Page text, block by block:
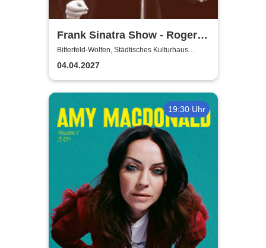
Frank Sinatra Show - Roger
Pabst & The Swingin'
Strangers
Bitterfeld-Wolfen, Städtisches Kulturhaus
Bitterfeld-Wolfen
04.04.2027
19:30 Uhr